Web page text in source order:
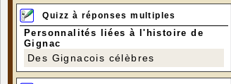
Quizz à réponses multiples
Personnalités liées à l'histoire de
Gignac
Des Gignacois célèbres